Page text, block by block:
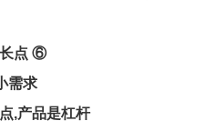
点 ⑥
需求
,产品是杠杆